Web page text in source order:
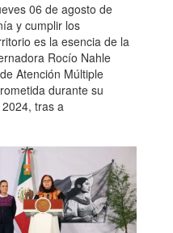
06 de agosto de
y cumplir los
es la esencia de la
Rocío Nahle
Atención Múltiple
durante su
tras a